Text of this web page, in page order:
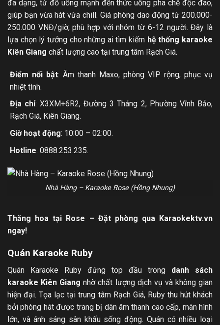
đa dạng, từ đồ uống mạnh đến thức uống pha chế độc đáo,
giúp bạn vừa hát vừa chill. Giá phòng dao động từ 200.000-
250.000 VNĐ/giờ, phù hợp với nhóm từ 6-12 người. Đây là
lựa chọn lý tưởng cho những ai tìm kiếm hệ thống karaoke
Kiên Giang chất lượng cao tại trung tâm Rạch Giá.
Điểm nổi bật: Âm thanh Maxo, phòng VIP rộng, phục vụ
nhiệt tình.
Địa chỉ: X3XM+6R2, Đường 3 Tháng 2, Phường Vĩnh Bảo,
Rạch Giá, Kiên Giang.
Giờ hoạt động: 10:00 – 02:00.
Hotline: 0888.253.235.
Nhà Hàng – Karaoke Rose (Hồng Nhung)
Thăng hoa tại Rose – Đặt phòng qua Karaokektv.vn
ngay!
Quán Karaoke Ruby
Quán Karaoke Ruby đứng top đầu trong danh sách
karaoke Kiên Giang nhờ chất lượng dịch vụ và không gian
hiện đại. Tọa lạc tại trung tâm Rạch Giá, Ruby thu hút khách
bởi phòng hát được trang bị dàn âm thanh cao cấp, màn hình
lớn, và ánh sáng sân khấu sống động. Quán có nhiều loại